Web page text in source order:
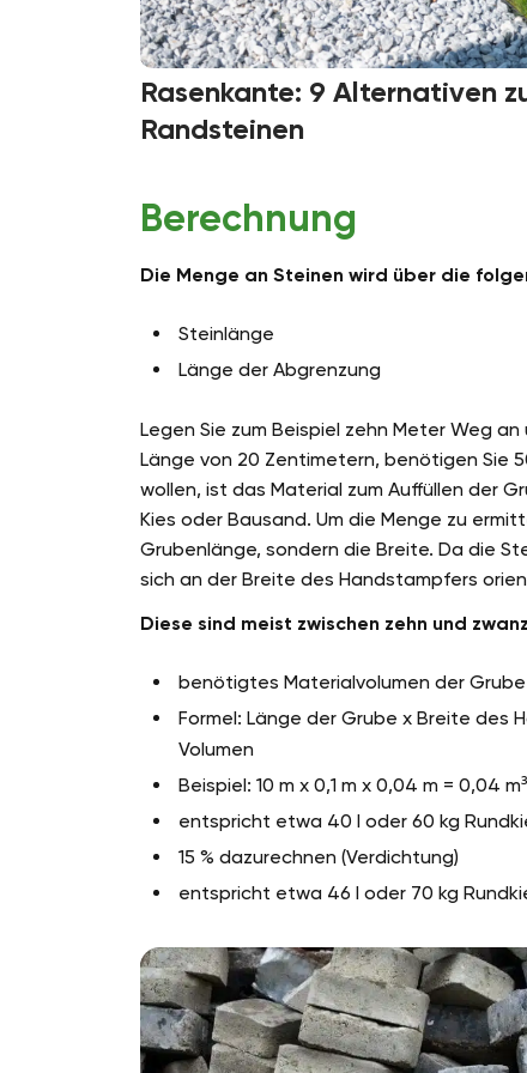
Rasenkante: 9 Alternativen
Randsteinen
Berechnung
Die Menge an Steinen wird über die
Steinlänge
Länge der Abgrenzung
Legen Sie zum Beispiel zehn Meter Weg
Länge von 20 Zentimetern, benötigen Sie
wollen, ist das Material zum Auffüllen der
Kies oder Bausand. Um die Menge zu
Grubenlänge, sondern die Breite. Da die
sich an der Breite des Handstampfers
Diese sind meist zwischen zehn und
benötigtes Materialvolumen der Grube
Formel: Länge der Grube x Breite des
Volumen
Beispiel: 10 m x 0,1 m x 0,04 m = 0,04 m³
entspricht etwa 40 l oder 60 kg
15 % dazurechnen (Verdichtung)
entspricht etwa 46 l oder 70 kg